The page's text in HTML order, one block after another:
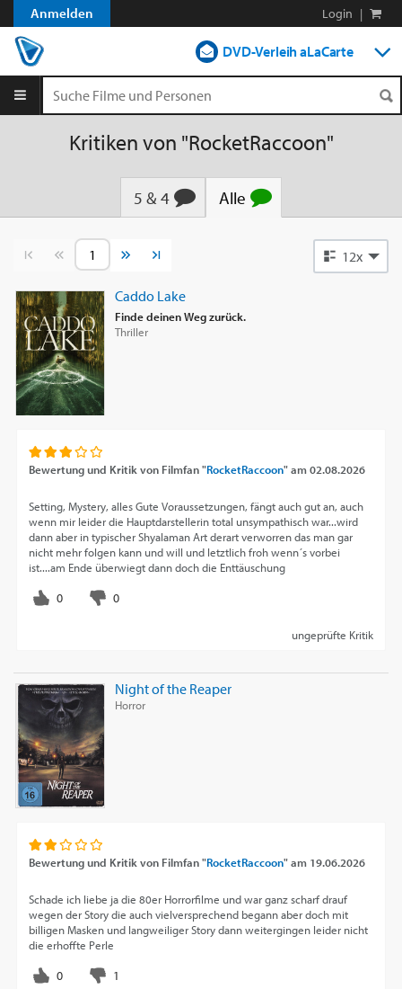
Anmelden Login |
DVD-Verleih aLaCarte
Streamen
Kritiken von "RocketRaccoon"
5 & 4 Alle
Vorherige SeiteNächste Seite 12x
Caddo Lake
Finde deinen Weg zurück.
Thriller
Bewertung und Kritik von Filmfan "RocketRaccoon"am02.08.2026
Setting, Mystery, alles Gute Voraussetzungen, fängt auch gut an, auch
wenn mir leider die Hauptdarstellerin total unsympathisch war...wird
dann aber in typischer Shyalaman Art derart verworren das man gar
nicht mehr folgen kann und will und letztlich froh wenn´s vorbei
ist....am Ende überwiegt dann doch die Enttäuschung
ungeprüfte Kritik
Night of the Reaper
Horror
Bewertung und Kritik von Filmfan "RocketRaccoon"am 19.06.2026
Schade ich liebe ja die 80er Horrorfilme und war ganz scharf drauf
wegen der Story die auch vielversprechend begann aber doch mit
billigen Masken und langweiliger Story dann weitergingen leider nicht
die erhoffte Perle